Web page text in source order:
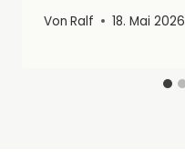
Von Ralf 18. Mai 2026